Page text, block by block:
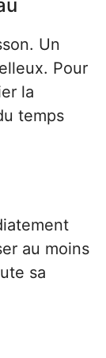
Un
Pour
la
temps
au moins
sa